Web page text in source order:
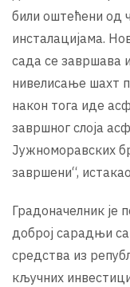
били оштећени од
инсталацијама.
сада се завршава
нивелисање шахт
након тога иде
завршног слоја
Јужноморавских
завршени“,
Градоначелник је
доброј сарадњи
средства из
кључних